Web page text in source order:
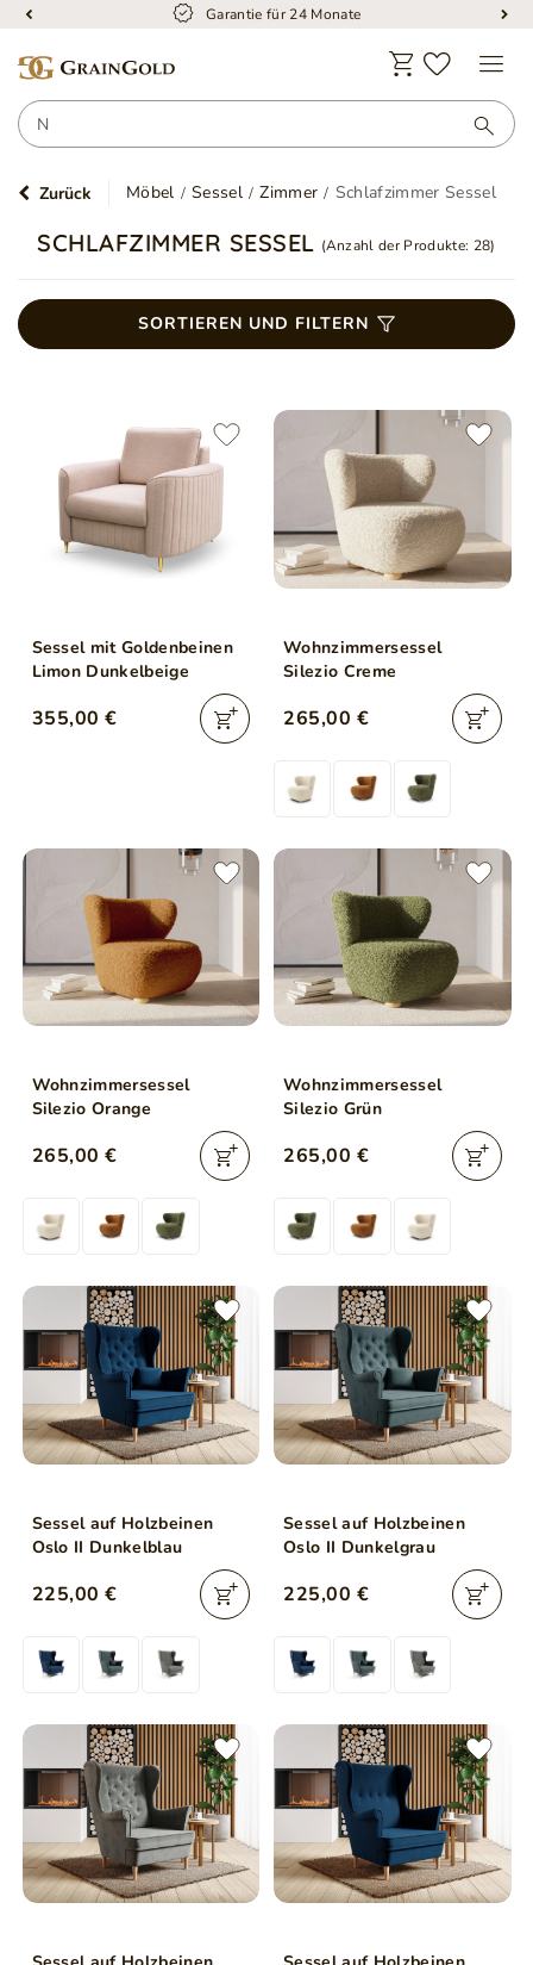
Garantie für 24 Monate
Zurück Möbel Sessel Zimmer Schlafzimmer Sessel
SCHLAFZIMMER SESSEL (Anzahl der Produkte: 28)
SORTIEREN UND FILTERN
Sessel mit Goldenbeinen
Limon Dunkelbeige
355,00 €
Wohnzimmersessel
Silezio Creme
265,00 €
Wohnzimmersessel
Silezio Orange
265,00 €
Wohnzimmersessel
Silezio Grün
265,00 €
Sessel auf Holzbeinen
Oslo II Dunkelblau
225,00 €
Sessel auf Holzbeinen
Oslo II Dunkelgrau
225,00 €